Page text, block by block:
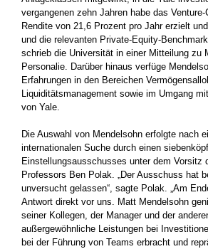
vergangenen zehn Jahren habe das
Rendite von 21,6 Prozent pro Jahr erzielt
und die relevanten Private-Equity-
schrieb die Universität in einer Mitteilung zu
Personalie. Darüber hinaus verfüge
Erfahrungen in den Bereichen
Liquiditätsmanagement sowie im Umgang
von Yale.
Die Auswahl von Mendelsohn erfolgte nach
internationalen Suche durch einen
Einstellungsausschusses unter dem Vorsitz
Professors Ben Polak. „Der Ausschuss hat
unversucht gelassen“, sagte Polak. „Am
Antwort direkt vor uns. Matt Mendelsohn
seiner Kollegen, der Manager und der
außergewöhnliche Leistungen bei
bei der Führung von Teams erbracht und